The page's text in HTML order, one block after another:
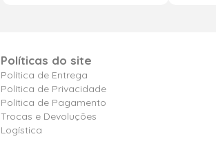
Políticas do site
Política de Entrega
Política de Privacidade
Política de Pagamento
Trocas e Devoluções
Logística